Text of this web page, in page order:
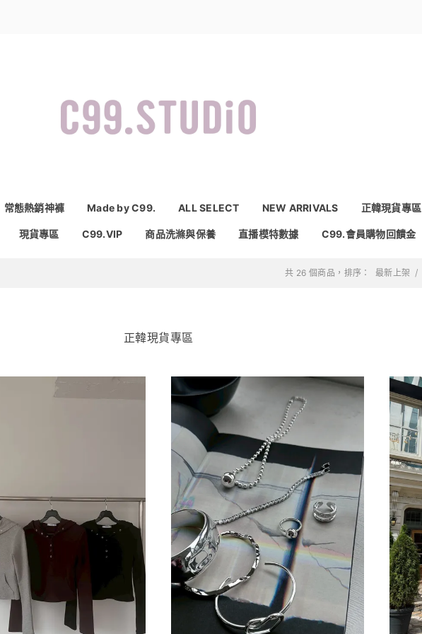
常態熱銷神褲 Made by C99. ALL SELECT NEW ARRIVALS 正韓現貨專區
現貨專區 C99.VIP 商品洗滌與保養 直播模特數據 C99.會員購物回饋金
共 26 個商品，排序： 最新上架
正韓現貨專區